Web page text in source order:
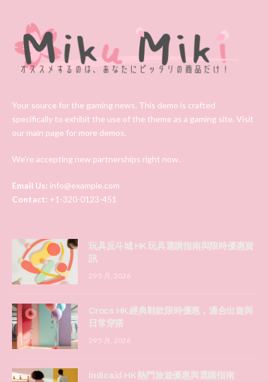
Your source for the gaming news. This demo is crafted
specifically to exhibit the use of the theme as a gaming site. Visit
our main page for more demos.
We're accepting new partnerships right now.
Email Us: info@example.com
Contact: +1-320-0123-451
玩具反斗城 HK 玩具選購指南與限時優惠資
訊
29 5 月, 2026
Crocs HK 經典鞋款限時優惠，適合出遊與
日常穿搭
29 5 月, 2026
Indicaid HK 熱門旅遊優惠與選購指南